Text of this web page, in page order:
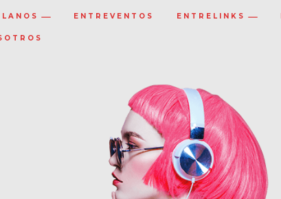
ENTREVENTOS ENTRELINKS